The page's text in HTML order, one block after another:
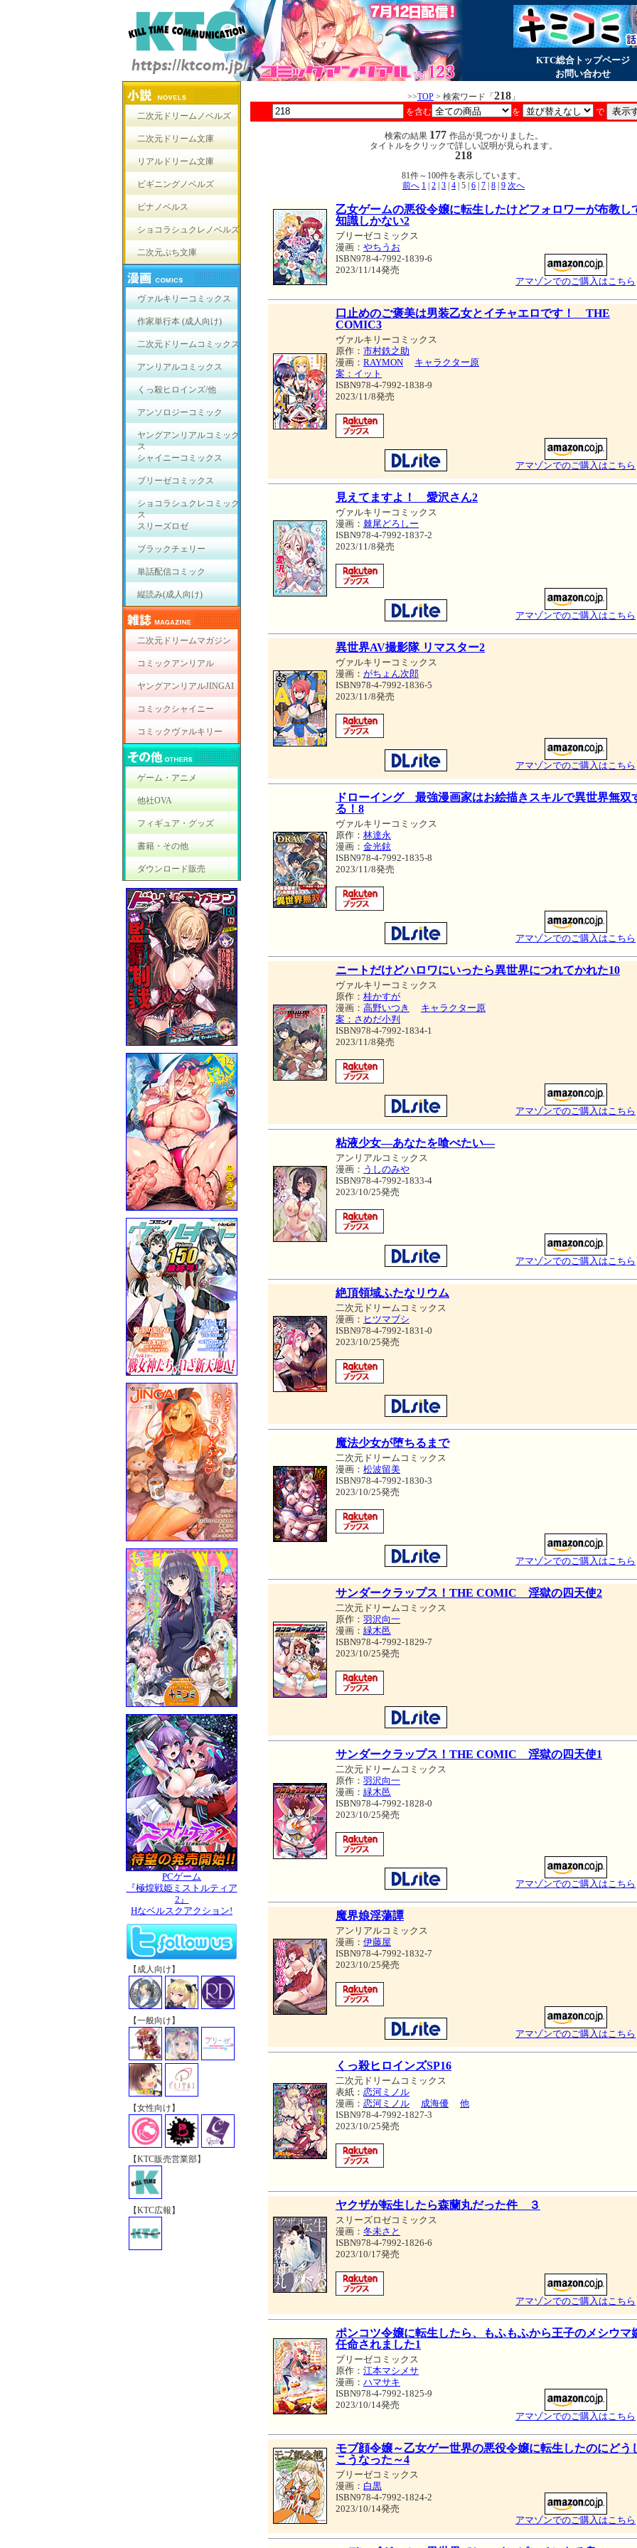
KTC総合トップページ
お問い合わせ
二次元ドリームノベルズ
二次元ドリーム文庫
リアルドリーム文庫
ビギニングノベルズ
ピナノベルス
ショコラシュクレノベルズ
二次元ぷち文庫
ヴァルキリーコミックス
作家単行本 (成人向け)
二次元ドリームコミックス
アンリアルコミックス
くっ殺ヒロインズ/他
アンソロジーコミック
ヤングアンリアルコミック
ス
シャイニーコミックス
ブリーゼコミックス
ショコラシュクレコミック
ス
スリーズロゼ
ブラックチェリー
単話配信コミック
縦読み(成人向け)
二次元ドリームマガジン
コミックアンリアル
ヤングアンリアルJINGAI
コミックシャイニー
コミックヴァルキリー
ゲーム・アニメ
他社OVA
フィギュア・グッズ
書籍・その他
ダウンロード販売
PCゲーム
『極煌戦姫ミストルティア
2』
Hなベルスクアクション!
【成人向け】
【一般向け】
【女性向け】
【KTC販売営業部】
【KTC広報】
>>TOP > 検索ワード「 218 」
を含む
を で
検索の結果 177 作品が見つかりました。
タイトルをクリックで詳しい説明が見られます。
218
81件～100件を表示しています。
前へ 1 2 3 4 | 5 | 6 7 8 9 次へ
乙女ゲームの悪役令嬢に転生したけどフォロワーが布教し
知識しかない2
ブリーゼコミックス
漫画： やちうお
ISBN978-4-7992-1839-6
2023/11/14発売
アマゾンでのご購入はこちら
口止めのご褒美は男装乙女とイチャエロです！ THE
COMIC3
ヴァルキリーコミックス
原作： 市村鉄之助
漫画： RAYMON
キャラクター原
案：イット
ISBN978-4-7992-1838-9
2023/11/8発売
アマゾンでのご購入はこちら
見えてますよ！ 愛沢さん2
ヴァルキリーコミックス
漫画： 棘尾どろしー
ISBN978-4-7992-1837-2
2023/11/8発売
アマゾンでのご購入はこちら
異世界AV撮影隊 リマスター2
ヴァルキリーコミックス
漫画： がちょん次郎
ISBN978-4-7992-1836-5
2023/11/8発売
アマゾンでのご購入はこちら
ドローイング 最強漫画家はお絵描きスキルで異世界無双
る！8
ヴァルキリーコミックス
原作： 林達永
漫画： 金光鉉
ISBN978-4-7992-1835-8
2023/11/8発売
アマゾンでのご購入はこちら
ニートだけどハロワにいったら異世界につれてかれた10
ヴァルキリーコミックス
原作： 桂かすが
漫画： 高野いつき
キャラクター原
案：さめだ小判
ISBN978-4-7992-1834-1
2023/11/8発売
アマゾンでのご購入はこちら
粘液少女―あなたを喰べたい―
アンリアルコミックス
漫画： うしのみや
ISBN978-4-7992-1833-4
2023/10/25発売
アマゾンでのご購入はこちら
絶頂領域ふたなリウム
二次元ドリームコミックス
漫画： ヒツマブシ
ISBN978-4-7992-1831-0
2023/10/25発売
魔法少女が堕ちるまで
二次元ドリームコミックス
漫画： 松波留美
ISBN978-4-7992-1830-3
2023/10/25発売
アマゾンでのご購入はこちら
サンダークラップス！THE COMIC 淫獄の四天使2
二次元ドリームコミックス
原作： 羽沢向一
漫画： 緑木邑
ISBN978-4-7992-1829-7
2023/10/25発売
サンダークラップス！THE COMIC 淫獄の四天使1
二次元ドリームコミックス
原作： 羽沢向一
漫画： 緑木邑
ISBN978-4-7992-1828-0
2023/10/25発売
アマゾンでのご購入はこちら
魔界娘淫蕩譚
アンリアルコミックス
漫画： 伊藤屋
ISBN978-4-7992-1832-7
2023/10/25発売
アマゾンでのご購入はこちら
くっ殺ヒロインズSP16
二次元ドリームコミックス
表紙： 恋河ミノル
漫画： 恋河ミノル 成海優
他
ISBN978-4-7992-1827-3
2023/10/25発売
ヤクザが転生したら森蘭丸だった件 ３
スリーズロゼコミックス
漫画： 冬未さと
ISBN978-4-7992-1826-6
2023/10/17発売
アマゾンでのご購入はこちら
ポンコツ令嬢に転生したら、もふもふから王子のメシウマ
任命されました1
ブリーゼコミックス
原作： 江本マシメサ
漫画： ハマサキ
ISBN978-4-7992-1825-9
2023/10/14発売
アマゾンでのご購入はこちら
モブ顔令嬢～乙女ゲー世界の悪役令嬢に転生したのにどう
こうなった～4
ブリーゼコミックス
漫画： 白黒
ISBN978-4-7992-1824-2
2023/10/14発売
アマゾンでのご購入はこちら